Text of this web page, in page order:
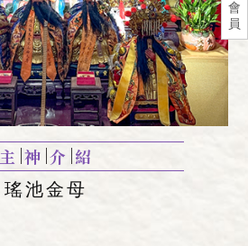
會
員
主 神 介 紹
瑤池金母